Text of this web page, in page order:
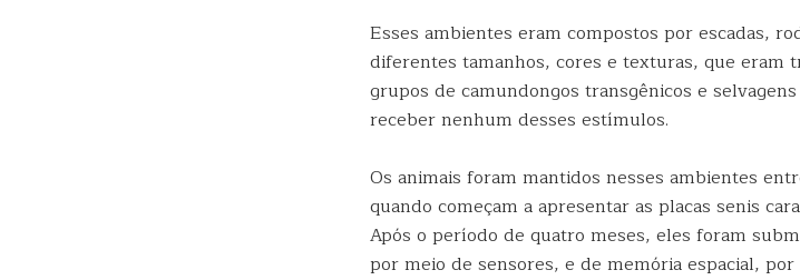
Esses ambientes eram compostos por escadas,
diferentes tamanhos, cores e texturas, que eram
grupos de camundongos transgênicos e
receber nenhum desses estímulos.
Os animais foram mantidos nesses ambientes
quando começam a apresentar as placas senis
Após o período de quatro meses, eles foram
por meio de sensores, e de memória espacial,